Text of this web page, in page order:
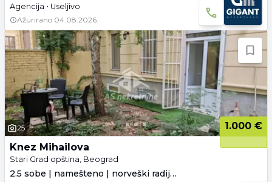
Agencija • Useljivo
Ažurirano 04.08.2026.
25
1.000 €
Knez Mihailova
Stari Grad opština, Beograd
2.5 sobe | namešteno | norveški radijatori